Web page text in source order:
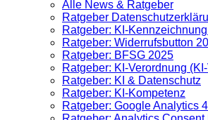
Alle News & Ratgeber
Ratgeber
Ratgeber: KI-
Ratgeber: Widerrufsbutton
Ratgeber: BFSG 2025
Ratgeber: KI-Verordnung
Ratgeber: KI & Datenschutz
Ratgeber: KI-Kompetenz
Ratgeber: Google Analytics